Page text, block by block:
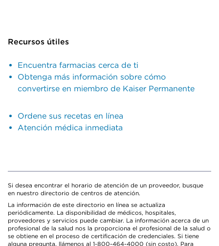
Recursos útiles
Encuentra farmacias cerca de ti
Obtenga más información sobre cómo
convertirse en miembro de Kaiser Permanente
Ordene sus recetas en línea
Atención médica inmediata
Si desea encontrar el horario de atención de un proveedor, busque
en nuestro directorio de centros de atención.
La información de este directorio en línea se actualiza
periódicamente. La disponibilidad de médicos, hospitales,
proveedores y servicios puede cambiar. La información acerca de un
profesional de la salud nos la proporciona el profesional de la salud o
se obtiene en el proceso de certificación de credenciales. Si tiene
alguna pregunta, llámenos al 1-800-464-4000 (sin costo). Para